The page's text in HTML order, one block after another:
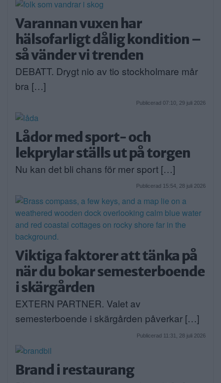
Varannan vuxen har
hälsofarligt dålig kondition –
så vänder vi trenden
DEBATT. Drygt nio av tio stockholmare mår
bra […]
Publicerad 07:10, 29 juli 2026
Lådor med sport- och
lekprylar ställs ut på torgen
Nu kan det bli chans för mer sport […]
Publicerad 15:54, 28 juli 2026
Viktiga faktorer att tänka på
när du bokar semesterboende
i skärgården
EXTERN PARTNER. Valet av
semesterboende i skärgården påverkar […]
Publicerad 11:31, 28 juli 2026
Brand i restaurang